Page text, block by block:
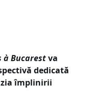
à Bucarestva
dedicată
împlinirii